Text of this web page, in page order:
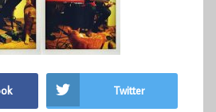
Twitter